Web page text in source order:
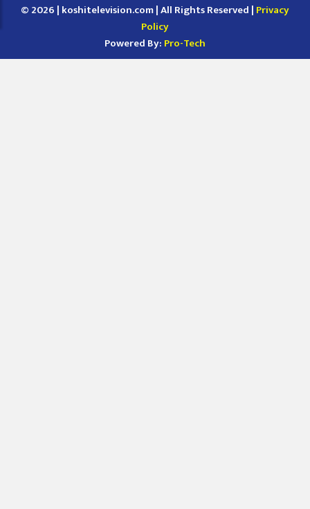
© 2026 | koshitelevision.com | All Rights Reserved | Privacy
Policy
Powered By: Pro-Tech